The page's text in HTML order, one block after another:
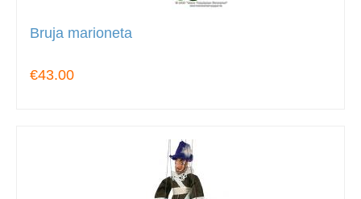
Bruja marioneta
€43.00